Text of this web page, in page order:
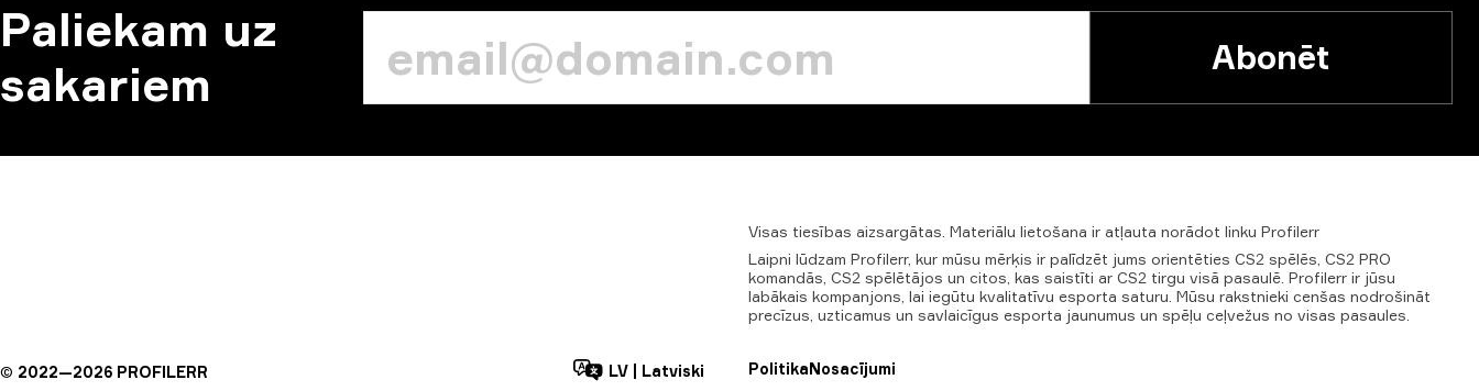
Paliekam uz
sakariem
Abonēt
Visas tiesības aizsargātas. Materiālu lietošana ir atļauta norādot linku Profilerr
Laipni lūdzam Profilerr, kur mūsu mērķis ir palīdzēt jums orientēties CS2 spēlēs, CS2 PRO
komandās, CS2 spēlētājos un citos, kas saistīti ar CS2 tirgu visā pasaulē. Profilerr ir jūsu
labākais kompanjons, lai iegūtu kvalitatīvu esporta saturu. Mūsu rakstnieki cenšas nodrošināt
precīzus, uzticamus un savlaicīgus esporta jaunumus un spēļu ceļvežus no visas pasaules.
PolitikaNosacījumi
© 2022—2026 PROFILERR LV Latviski